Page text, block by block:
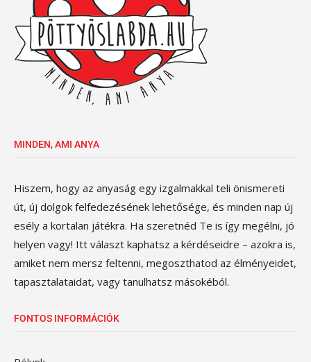
MINDEN, AMI ANYA
Hiszem, hogy az anyaság egy izgalmakkal teli önismereti
út, új dolgok felfedezésének lehetősége, és minden nap új
esély a kortalan játékra. Ha szeretnéd Te is így megélni, jó
helyen vagy! Itt választ kaphatsz a kérdéseidre – azokra is,
amiket nem mersz feltenni, megoszthatod az élményeidet,
tapasztalataidat, vagy tanulhatsz másokéból.
FONTOS INFORMÁCIÓK